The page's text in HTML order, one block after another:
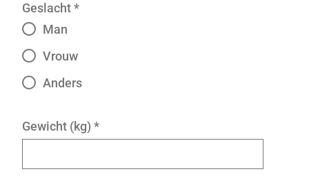
Geslacht*
Man
Vrouw
Anders
Gewicht (kg) *